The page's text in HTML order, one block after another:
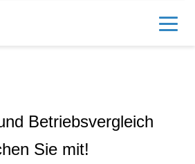
Betriebsvergleich
Sie mit!